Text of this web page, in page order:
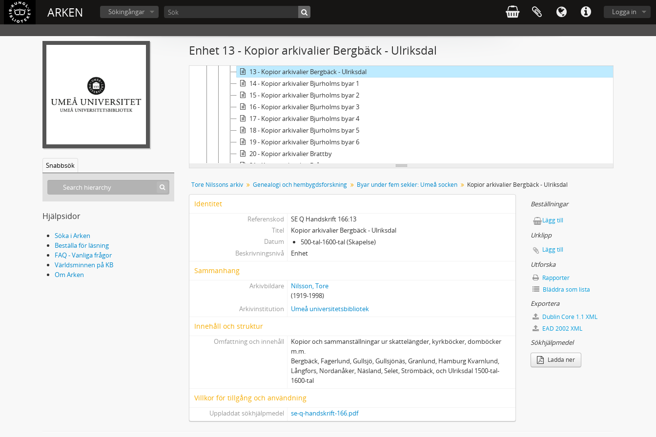
ARKEN Logga in
Sökingångar
Snabbsök
Hjälpsidor
Söka i Arken
Beställa för läsning
FAQ - Vanliga frågor
Världsminnen på KB
Om Arken
Enhet 13 - Kopior arkivalier Bergbäck - Ulriksdal
Byar under fem sekler: Umeå socken
10 - Kopior arkivalier Ansmark - Gunsmark
11 - Kopior arkivalier Backen, Grisbacka, Grubbe
12 - Kopior arkivalier Baggböle - Bösta
13 - Kopior arkivalier Bergbäck - Ulriksdal
14 - Kopior arkivalier Bjurholms byar 1
15 - Kopior arkivalier Bjurholms byar 2
16 - Kopior arkivalier Bjurholms byar 3
17 - Kopior arkivalier Bjurholms byar 4
18 - Kopior arkivalier Bjurholms byar 5
19 - Kopior arkivalier Bjurholms byar 6
20 - Kopior arkivalier Brattby
21 - Kopior arkivalier Brån
23 - Kopior arkivalier Degerfors byar 2
26 - Kopior arkivalier Djäkneböle, Skravelsjö m fl
27 - Kopior av arkivalier Fällforsbäck m fl
28 - Kopior arkivalier Gräsmyr, Hörnsjö
29 - Kopior arkivalier Harrsele m fl
31 - Kopior arkivalier Hiske, Västerhiske, Ytterhiske
32 - Kopior arkivalier Hissjö - Innertavle
33 - Kopior arkivalier Hjoggsjö
35 - Kopior arkivalier Kasamark - Pålböle
36 - Kopior arkivalier Klabböle, Kåddis
37 - Kopior arkivalier Mjösjö, Norrfors
38 - Kopior arkivalier Pengsjö
39 - Kopior arkivalier Röbäck
41 - Kopior arkivalier Spöland 1
42 - Kopior arkivalier Spöland 2
43 - Kopior arkivalier Strand
Tore Nilssons arkiv Genealogi och hembygdsforskning Byar under fem sekler: Umeå socken Kopior arkivalier Bergbäck - Ulriksdal
Identitet
Referenskod
SE Q Handskrift 166:13
Titel
Kopior arkivalier Bergbäck - Ulriksdal
Datum
500-tal-1600-tal (Skapelse)
Beskrivningsnivå
Enhet
Sammanhang
Arkivbildare
Nilsson, Tore
(1919-1998)
Arkivinstitution
Umeå universitetsbibliotek
Innehåll och struktur
Omfattning och innehåll
Kopior och sammanställningar ur skattelängder, kyrkböcker, domböcker
m.m.
Bergbäck, Fagerlund, Gullsjö, Gullsjönäs, Granlund, Hamburg Kvarnlund,
Långfors, Nordanåker, Näsland, Selet, Strömbäck, och Ulriksdal 1500-tal-
1600-tal
Villkor för tillgång och användning
Uppladdat sökhjälpmedel se-q-handskrift-166.pdf
Beställningar
Lägg till
Urklipp
Lägg till
Utforska
Rapporter
Bläddra som lista
Exportera
Dublin Core 1.1 XML
EAD 2002 XML
Sökhjälpmedel
Ladda ner